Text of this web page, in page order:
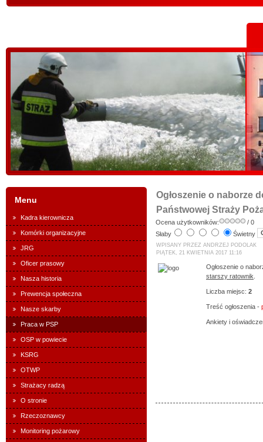
Menu
Kadra kierownicza
Komórki organizacyjne
JRG
Oficer prasowy
Nasza historia
Prewencja społeczna
Nasze skarby
Praca w PSP
OSP w powiecie
KSRG
OTWP
Strażacy radzą
O stronie
Rzeczoznawcy
Monitoring pożarowy
Ogłoszenie o naborze
Państwowej Straży
Ocena użytkowników:
/ 0
Słaby
Świetny
WPISANY PRZEZ ANDRZEJ PODOLAK
PIĄTEK, 21 KWIETNIA 2017 11:16
Ogłoszenie o
starszy ratownik
Liczba miejsc: 2
Treść ogłoszenia -
Ankiety i